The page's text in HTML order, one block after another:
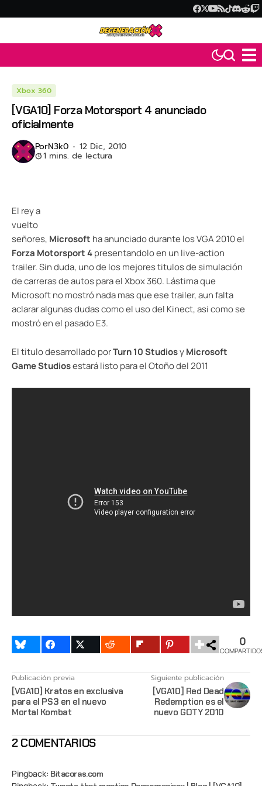
Xbox 360
[VGA10] Forza Motorsport 4 anunciado
oficialmente
PorN3k0 12 Dic, 2010
1 mins. de lectura
El rey a
vuelto
señores, Microsoft ha anunciado durante los VGA 2010 el
Forza Motorsport 4presentandolo en un live-action
trailer. Sin duda, uno de los mejores titulos de simulación
de carreras de autos para el Xbox 360. Lástima que
Microsoft no mostró nada mas que ese trailer, aun falta
aclarar algunas dudas como el uso del Kinect, asi como se
mostró en el pasado E3.
El titulo desarrollado porTurn 10 StudiosyMicrosoft
Game Studiosestará listo para el Otoño del 2011
0
Publicación previa
[VGA10] Kratos en exclusiva
para el PS3 en el nuevo
Mortal Kombat
Siguiente publicación
[VGA10] Red Dead
Redemption es el
nuevo GOTY 2010
2 COMENTARIOS
Pingback: Bitacoras.com